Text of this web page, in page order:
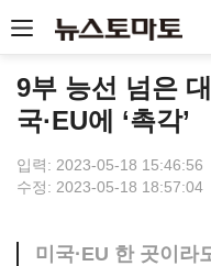
9부 능선 넘은
국·EU에 ‘촉각’
입력: 2023-05-18 15:46:56
수정: 2023-05-18 18:57:04
미국·EU 한 곳이라